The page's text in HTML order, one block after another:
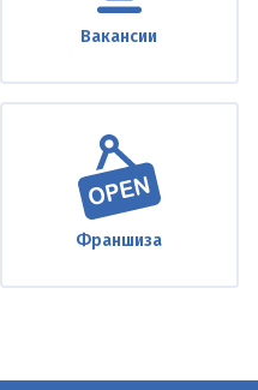
Вакансии
Франшиза